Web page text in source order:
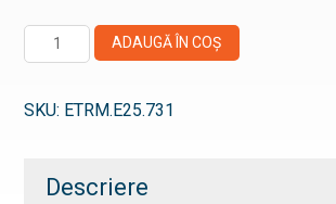
Cantitate
Etrier
Meritor
ADAUGĂ ÎN COȘ
SKU: ETRM.E25.731
Descriere